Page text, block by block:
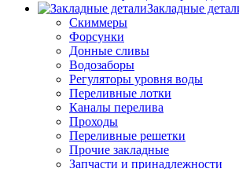
Закладные
Скиммеры
Форсунки
Донные сливы
Водозаборы
Регуляторы уровня воды
Переливные лотки
Каналы перелива
Проходы
Переливные решетки
Прочие закладные
Запчасти и принадлежности